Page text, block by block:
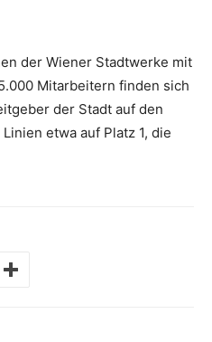
der Wiener Stadtwerke mit
Mitarbeitern finden sich
der Stadt auf den
etwa auf Platz 1, die